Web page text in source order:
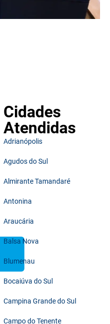
Cidades
Atendidas
Adrianópolis
Agudos do Sul
Almirante Tamandaré
Antonina
Araucária
Balsa Nova
Blumenau
Bocaiúva do Sul
Campina Grande do Sul
Campo do Tenente